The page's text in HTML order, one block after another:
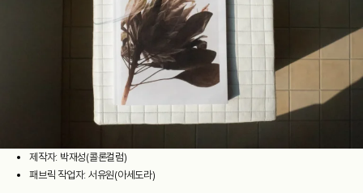
제작자: 박재성(콜론컬럼)
패브릭 작업자: 서유원(아세도라)